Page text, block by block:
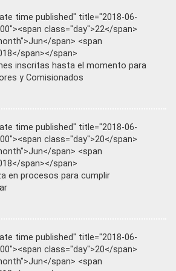
time published" title="2018-06-
class="day">22</span>
span> <span
span></span>
inscritas hasta el momento para
y Comisionados
time published" title="2018-06-
class="day">20</span>
span> <span
span></span>
en procesos para cumplir
time published" title="2018-06-
class="day">20</span>
span> <span